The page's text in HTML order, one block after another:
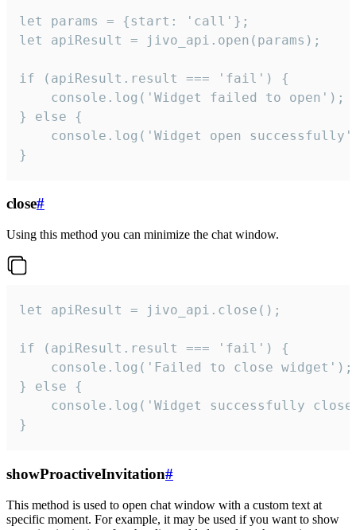
let params = {start: 'call'};
let apiResult = jivo_api.open(params);
if (apiResult.result === 'fail') {
    console.log('Widget failed to open');
} else {
console.log('Widget open
}
close#
Using this method you can minimize the chat window.
let apiResult = jivo_api.close();
if (apiResult.result === 'fail') {
    console.log('Failed to close widget');
} else {
console.log('Widget successfully
}
showProactiveInvitation#
This method is used to open chat window with a custom text at
specific moment. For example, it may be used if you want to show